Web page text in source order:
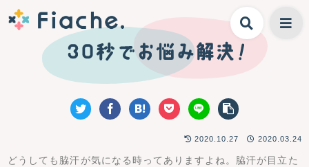
2020.10.27 2020.03.24
どうしても脇汗が気になる時ってありますよね。脇汗が目立た